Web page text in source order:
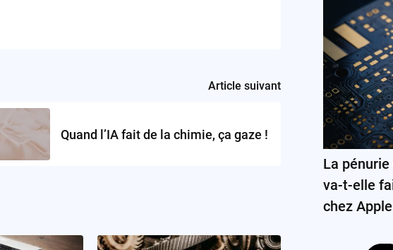
Article suivant
Quand l’IA fait de la chimie, ça gaze !
La
va-t-elle
chez